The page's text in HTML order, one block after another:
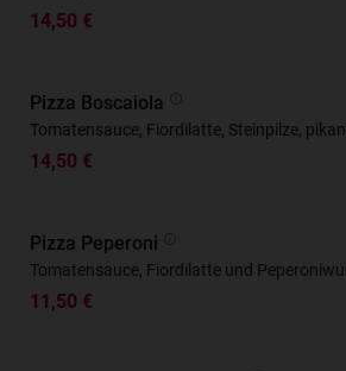
14,50 €
Pizza Boscaiola
Tomatensauce, Fiordilatte, Steinpilze,
14,50 €
Pizza Peperoni
Tomatensauce, Fiordilatte und
11,50 €